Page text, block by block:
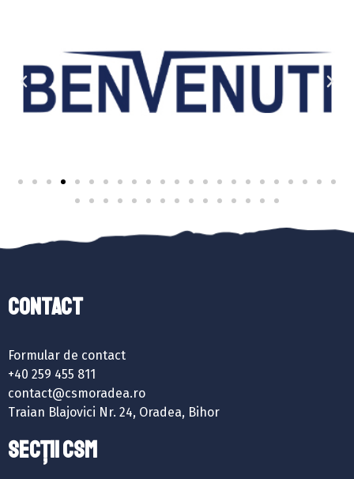
Contact
Formular de contact
+40 259 455 811
contact@csmoradea.ro
Traian Blajovici Nr. 24, Oradea, Bihor
SECȚII CSM